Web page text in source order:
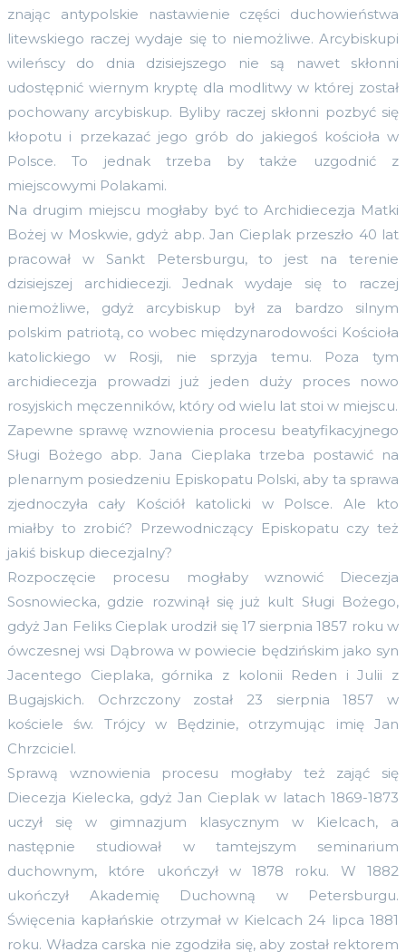
znając antypolskie nastawienie części duchowieństwa
litewskiego raczej wydaje się to niemożliwe. Arcybiskupi
wileńscy do dnia dzisiejszego nie są nawet skłonni
udostępnić wiernym kryptę dla modlitwy w której został
pochowany arcybiskup. Byliby raczej skłonni pozbyć się
kłopotu i przekazać jego grób do jakiegoś kościoła w
Polsce. To jednak trzeba by także uzgodnić z
miejscowymi Polakami.
Na drugim miejscu mogłaby być to Archidiecezja Matki
Bożej w Moskwie, gdyż abp. Jan Cieplak przeszło 40 lat
pracował w Sankt Petersburgu, to jest na terenie
dzisiejszej archidiecezji. Jednak wydaje się to raczej
niemożliwe, gdyż arcybiskup był za bardzo silnym
polskim patriotą, co wobec międzynarodowości Kościoła
katolickiego w Rosji, nie sprzyja temu. Poza tym
archidiecezja prowadzi już jeden duży proces nowo
rosyjskich męczenników, który od wielu lat stoi w miejscu.
Zapewne sprawę wznowienia procesu beatyfikacyjnego
Sługi Bożego abp. Jana Cieplaka trzeba postawić na
plenarnym posiedzeniu Episkopatu Polski, aby ta sprawa
zjednoczyła cały Kościół katolicki w Polsce. Ale kto
miałby to zrobić? Przewodniczący Episkopatu czy też
jakiś biskup diecezjalny?
Rozpoczęcie procesu mogłaby wznowić Diecezja
Sosnowiecka, gdzie rozwinął się już kult Sługi Bożego,
gdyż Jan Feliks Cieplak urodził się 17 sierpnia 1857 roku w
ówczesnej wsi Dąbrowa w powiecie będzińskim jako syn
Jacentego Cieplaka, górnika z kolonii Reden i Julii z
Bugajskich. Ochrzczony został 23 sierpnia 1857 w
kościele św. Trójcy w Będzinie, otrzymując imię Jan
Chrzciciel.
Sprawą wznowienia procesu mogłaby też zająć się
Diecezja Kielecka, gdyż Jan Cieplak w latach 1869-1873
uczył się w gimnazjum klasycznym w Kielcach, a
następnie studiował w tamtejszym seminarium
duchownym, które ukończył w 1878 roku. W 1882
ukończył Akademię Duchowną w Petersburgu.
Święcenia kapłańskie otrzymał w Kielcach 24 lipca 1881
roku. Władza carska nie zgodziła się, aby został rektorem